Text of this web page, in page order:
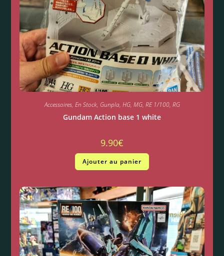
Accessoires, En Stock, Gunpla, HG, MG, RE 1/100, RG
Gundam Action base 1 white
9.90€
Ajouter au panier